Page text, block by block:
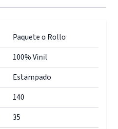
Paquete o Rollo
100% Vinil
Estampado
140
35